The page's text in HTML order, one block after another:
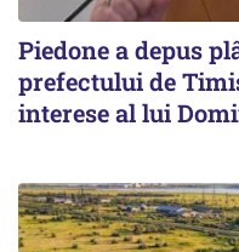
Piedone a depus
prefectului de
interese al lui